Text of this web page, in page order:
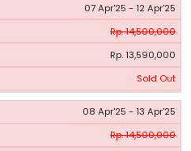
07 Apr'25 - 12 Apr'25
Rp. 14,500,000
Rp. 13,590,000
Sold Out
08 Apr'25 - 13 Apr'25
Rp. 14,500,000